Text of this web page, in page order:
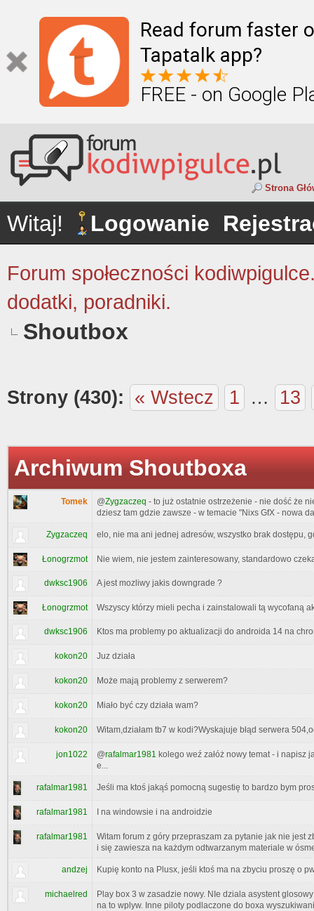
Read forum faster
Tapatalk app?
FREE - on Google
Strona
Witaj! Logowanie
Forum społeczności
dodatki, poradniki.
Shoutbox
Strony (430): « Wstecz 1 … 13
Archiwum Shoutboxa
Tomek @Zygzaczeq - to już ostatnie ostrzeżenie - nie dość że
dziesz tam gdzie zawsze - w temacie "Nixs GfX - nowa
Zygzaczeq elo, nie ma ani jednej adresów, wszystko brak dostępu,
Łonogrzmot Nie wiem, nie jestem zainteresowany, standardowo
dwksc1906 A jest mozliwy jakis downgrade ?
Łonogrzmot Wszyscy którzy mieli pecha i zainstalowali tą wycofaną
dwksc1906 Ktos ma problemy po aktualizacji do androida 14 na
kokon20 Juz działa
kokon20 Może mają problemy z serwerem?
kokon20 Miało być czy działa wam?
kokon20 Witam,działam tb7 w kodi?Wyskajuje błąd serwera
jon1022 @rafalmar1981 kolego weź załóż nowy temat - i napisz
e...
rafalmar1981 Jeśli ma ktoś jakąś pomocną sugestię to bardzo bym
rafalmar1981 I na windowsie i na androidzie
rafalmar1981
Witam forum z góry przepraszam za pytanie jak nie jest
i się zawiesza na każdym odtwarzanym materiale w
andzej Kupię konto na Plusx, jeśli ktoś ma na zbyciu proszę o
michaelred
Play box 3 w zasadzie nowy. NIe dziala asystent
na to wplyw. Inne piloty podlaczone do boxa